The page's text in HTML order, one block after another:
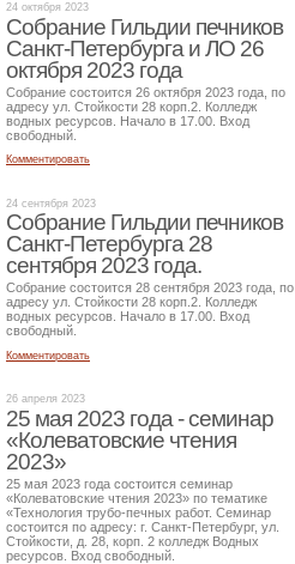
24 октября 2023
Собрание Гильдии печников
Санкт-Петербурга и ЛО 26
октября 2023 года
Собрание состоится 26 октября 2023 года, по
адресу ул. Стойкости 28 корп.2. Колледж
водных ресурсов. Начало в 17.00. Вход
свободный.
Комментировать
24 сентября 2023
Собрание Гильдии печников
Санкт-Петербурга 28
сентября 2023 года.
Собрание состоится 28 сентября 2023 года, по
адресу ул. Стойкости 28 корп.2. Колледж
водных ресурсов. Начало в 17.00. Вход
свободный.
Комментировать
26 апреля 2023
25 мая 2023 года - семинар
«Колеватовские чтения
2023»
25 мая 2023 года состоится семинар
«Колеватовские чтения 2023» по тематике
«Технология трубо-печных работ. Семинар
состоится по адресу: г. Санкт-Петербург, ул.
Стойкости, д. 28, корп. 2 колледж Водных
ресурсов. Вход свободный.